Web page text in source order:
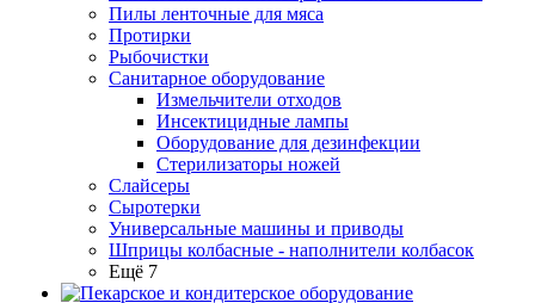
Пилы ленточные для мяса
Протирки
Рыбочистки
Санитарное оборудование
Измельчители отходов
Инсектицидные лампы
Оборудование для дезинфекции
Стерилизаторы ножей
Слайсеры
Сыротерки
Универсальные машины и приводы
Шприцы колбасные - наполнители колбасок
Ещё 7